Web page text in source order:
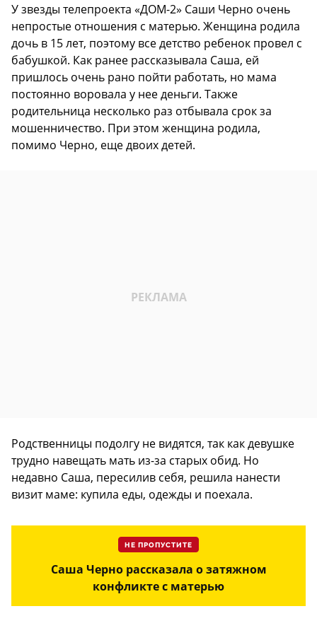
У звезды телепроекта «ДОМ-2» Саши Черно очень
непростые отношения с матерью. Женщина родила
дочь в 15 лет, поэтому все детство ребенок провел с
бабушкой. Как ранее рассказывала Саша, ей
пришлось очень рано пойти работать, но мама
постоянно воровала у нее деньги. Также
родительница несколько раз отбывала срок за
мошенничество. При этом женщина родила,
помимо Черно, еще двоих детей.
Родственницы подолгу не видятся, так как девушке
трудно навещать мать из-за старых обид. Но
недавно Саша, пересилив себя, решила нанести
визит маме: купила еды, одежды и поехала.
НЕ ПРОПУСТИТЕ
Саша Черно рассказала о затяжном
конфликте с матерью